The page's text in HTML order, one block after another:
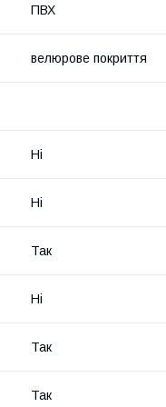
ПВХ
велюрове покриття
Ні
Ні
Так
Ні
Так
Так